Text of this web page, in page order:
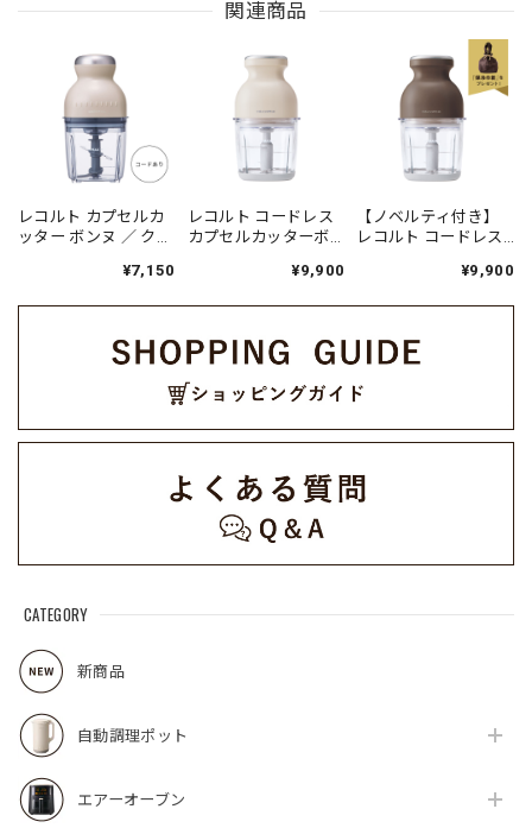
CATEGORY
新商品
自動調理ポット
エアーオーブン
関連商品
レコルト カプセルカ
ッター ボンヌ ／ クリ
¥7,150
レコルト コードレス
カプセルカッターボ
¥9,900
【ノベルティ付き】
レコルト コードレス
ンヌ / モカブラウン
¥9,900